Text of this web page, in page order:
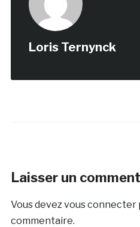
Loris Ternynck
Laisser un
Vous devez vous connecter
commentaire.